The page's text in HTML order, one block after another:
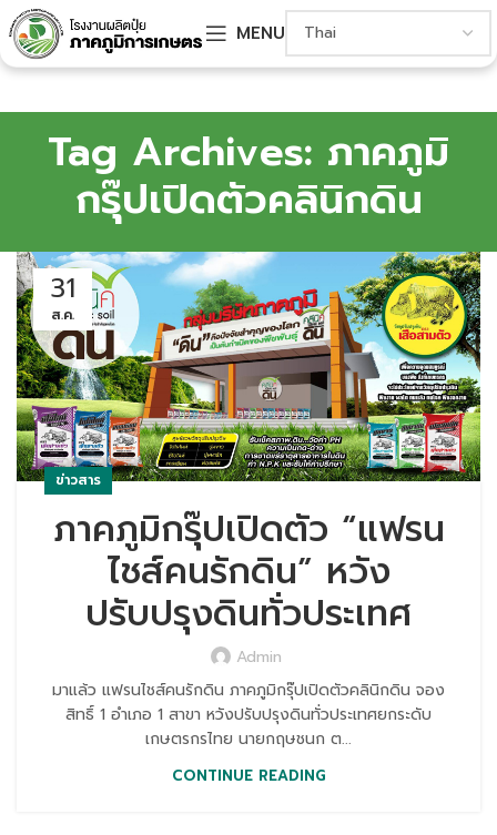
MENU
Tag Archives: ภาคภูมิ
กรุ๊ปเปิดตัวคลินิกดิน
31
ส.ค.
ข่าวสาร
ภาคภูมิกรุ๊ปเปิดตัว “แฟรน
ไชส์คนรักดิน” หวัง
ปรับปรุงดินทั่วประเทศ
Admin
มาแล้ว แฟรนไชส์คนรักดิน ภาคภูมิกรุ๊ปเปิดตัวคลินิกดิน จอง
สิทธิ์ 1 อำเภอ 1 สาขา หวังปรับปรุงดินทั่วประเทศยกระดับ
เกษตรกรไทย นายกฤษชนก ต...
CONTINUE READING